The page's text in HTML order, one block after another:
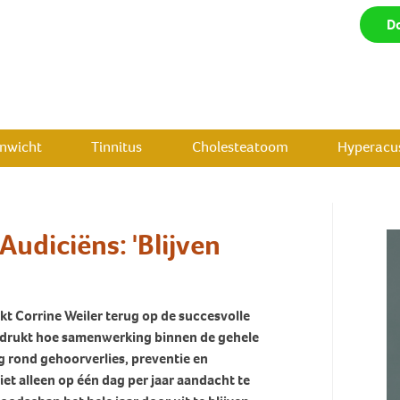
Tinnitus Cholesteatoom
'Blijven
Corrine Weiler terug op de succesvolle
hoe samenwerking binnen de gehele
gehoorverlies, preventie en
alleen op één dag per jaar aandacht te